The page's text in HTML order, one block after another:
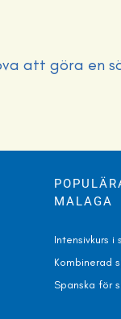
att göra en
MALAGA
Intensivkurs i
Kombinerad
Spanska för